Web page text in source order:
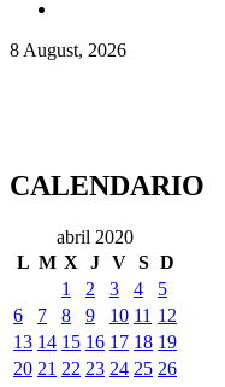
8 August, 2026
CALENDARIO
abril 2020
L M X J V S D
1
2 3 4
5
6
7 8 9 10 11 12
13 14 15 16 17 18 19
20 21 22 23 24 25 26